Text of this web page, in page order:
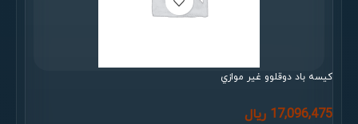
كیسه باد دوقلوو غیر موازي
17,096,475 ریال